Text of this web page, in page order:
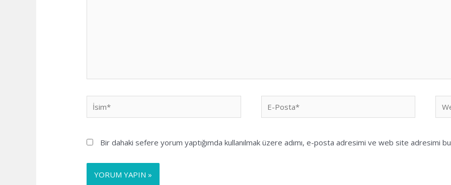
İsim*
Posta*
Bir dahaki sefere yorum yaptığımda kullanılmak üzere adımı, e-posta adresimi ve web site adresimi